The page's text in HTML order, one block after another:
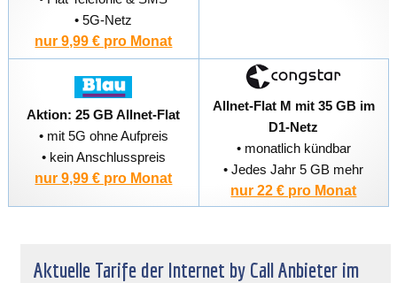
• 5G-Netz
nur 9,99 € pro Monat
Aktion: 25 GB Allnet-Flat
• mit 5G ohne Aufpreis
• kein Anschlusspreis
nur 9,99 € pro Monat
Allnet-Flat M mit 35 GB im
D1-Netz
• monatlich kündbar
• Jedes Jahr 5 GB mehr
nur 22 € pro Monat
Aktuelle Tarife der Internet by Call Anbieter im